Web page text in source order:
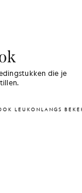
die je
LEUKONLANGS